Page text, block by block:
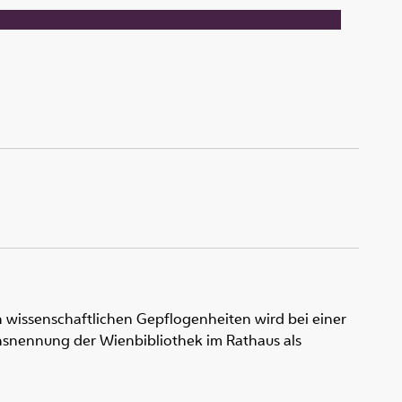
Gepflogenheiten wird bei einer
der Wienbibliothek im Rathaus als